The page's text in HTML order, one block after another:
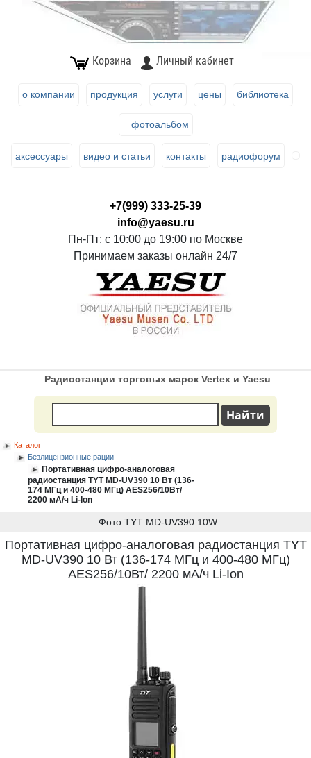
Корзина Личный кабинет
о компании продукция услуги цены библиотека
фотоальбом
аксессуары видео и статьи контакты радиофорум
+7(999) 333-25-39
info@yaesu.ru
Пн-Пт: с 10:00 до 19:00 по Москве
Принимаем заказы онлайн 24/7
Радиостанции торговых марок Vertex и Yaesu
Каталог
Безлицензионные рации
Портативная цифро-аналоговая
радиостанция TYT MD-UV390 10 Вт (136-
174 МГц и 400-480 МГц) AES256/10Вт/
2200 мА/ч Li-Ion
Фото TYT MD-UV390 10W
Портативная цифро-аналоговая радиостанция TYT
MD-UV390 10 Вт (136-174 МГц и 400-480 МГц)
AES256/10Вт/ 2200 мА/ч Li-Ion